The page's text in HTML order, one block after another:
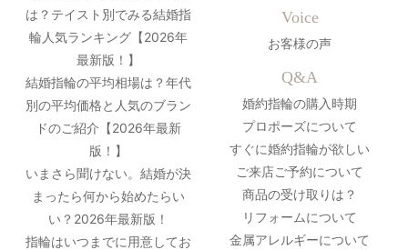
は？テイスト別でみる結婚指
輪人気ランキング【2026年
最新版！】
結婚指輪の平均相場は？年代
別の平均価格と人気のブラン
ドのご紹介【2026年最新
版！】
いまさら聞けない。結婚が決
まったら何から始めたらい
い？2026年最新版！
指輪はいつまでに用意してお
Voice
お客様の声
Q&A
婚約指輪の購入時期
プロポーズについて
すぐに婚約指輪が欲しい
ご来店ご予約について
商品の受け取りは？
リフォームについて
金属アレルギーについて